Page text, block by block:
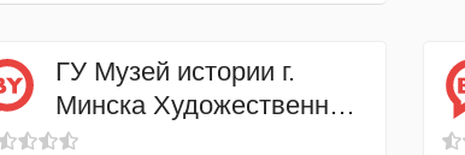
ГУ Музей истории г.
Минска Художественная
галерея Михаила